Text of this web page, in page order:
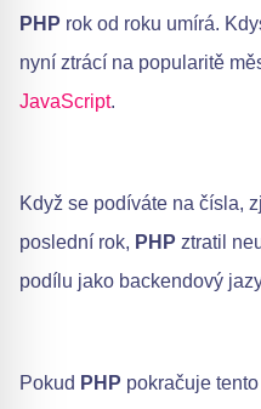
PHP rok od roku umírá.
nyní ztrácí na popularitě
JavaScript.
Když se podíváte na čísla,
poslední rok, PHP ztratil
podílu jako backendový
Pokud PHP pokračuje